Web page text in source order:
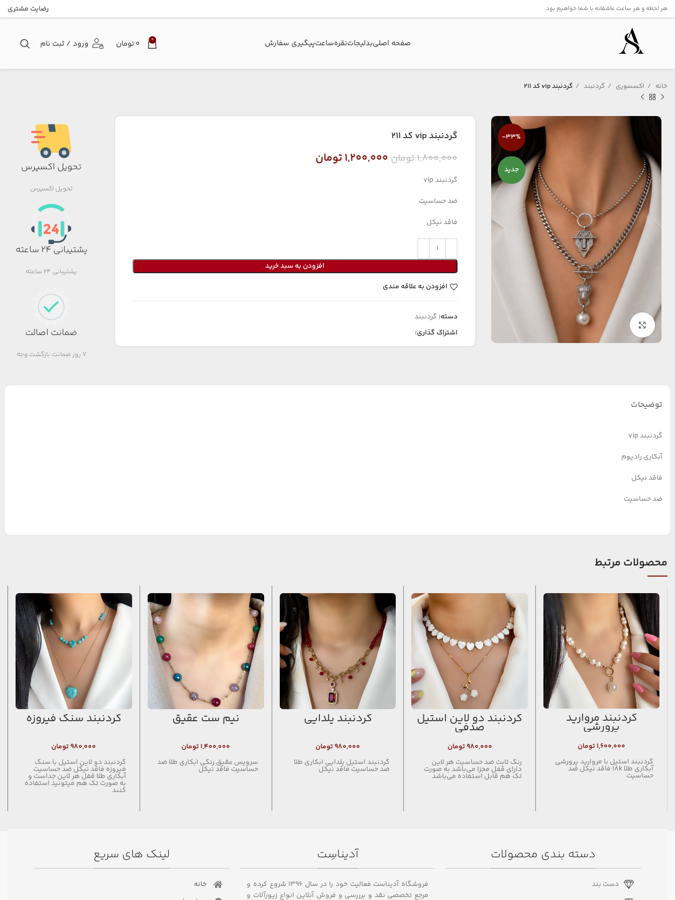
هر لحظه و هر ساعت عاشقانه با شما خواهیم بود رضایت مشتری
صفحه اصلیبدلیجاتنقرهساعتپیگیری سفارش‌ 0 ۰تومان ورود / ثبت نام
خانه اکسسوری گردنبند گردنبند vip کد ۲۱۱
-33%
جدید
بزرگنمایی تصویر
گردنبند vip کد ۲۱۱
۱,۸۰۰,۰۰۰تومان۱,۲۰۰,۰۰۰تومان
گردنبند vip
ضد حساسیت
فاقد نیکل
افزودن به سبد خرید
افزودن به علاقه مندی
دسته: گردنبند
اشتراک گذاری:
تحویل اکسپرس
تحویل اکسپرس
پشتیبانی 24 ساعته
پشتیبانی 24 ساعته
ضمانت اصالت
7 روز ضمانت بازگشت وجه
توضیحات
گردنبند vip
آبکاری رادیوم
فاقد نیکل
ضد حساسیت
محصولات مرتبط
گردنبند مروارید
پرورشی
۱,۶۰۰,۰۰۰تومان
گردنبند استیل با مروارید پرورشی
آبکاری طلا 18k فاقد نیکل ضد
حساسیت
گردنبند دو لاین استیل
صدفی
۹۸۰,۰۰۰تومان
رنگ ثابت ضد حساسیت هر لاین
دارای قفل مجزا می‌باشد به صورت
تک هم قابل استفاده می‌باشد
گردنبند یلدایی
۹۸۰,۰۰۰تومان
گردنبند استیل یلدایی آبکاری طلا
ضد حساسیت فاقد نیکل
نیم ست عقیق
۱,۴۰۰,۰۰۰تومان
سرویس عقیق رنگی آبکاری طلا ضد
حساسیت فاقد نیکل
گردنبند سنگ فیروزه
۹۸۰,۰۰۰تومان
گردنبند دو لاین استیل با سنگ
فیروزه فاقد نیکل ضد حساسیت
آبکاری طلا قفل هر لاین جداست و
به صورت تک هم میتونید استفاده
کنید
دسته بندی محصولات
دست بند
آدیناسِت
فروشگاه آدیناست فعالیت خود را در سال ۱۳۹۶ شروع کرده و
مرجع تخصصی نقد و برررسی و فروش آنلاین انواع زیورآلات و
لینک های سریع
خانه